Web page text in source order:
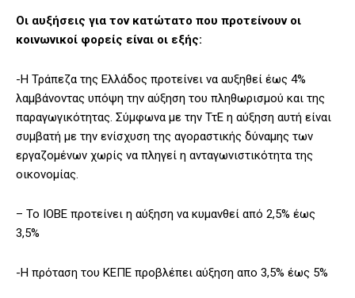
Οι αυξήσεις για τον κατώτατο που προτείνουν οι
κοινωνικοί φορείς είναι οι εξής:
-Η Τράπεζα της Ελλάδος προτείνει να αυξηθεί έως 4%
λαμβάνοντας υπόψη την αύξηση του πληθωρισμού και της
παραγωγικότητας. Σύμφωνα με την ΤτΕ η αύξηση αυτή είναι
συμβατή με την ενίσχυση της αγοραστικής δύναμης των
εργαζομένων χωρίς να πληγεί η ανταγωνιστικότητα της
οικονομίας.
– Το ΙΟΒΕ προτείνει η αύξηση να κυμανθεί από 2,5% έως
3,5%
-Η πρόταση του ΚΕΠΕ προβλέπει αύξηση απο 3,5% έως 5%